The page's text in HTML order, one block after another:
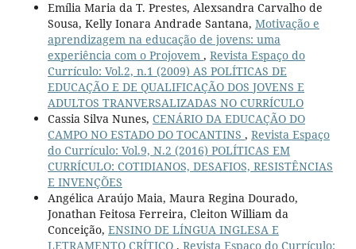
Emília Maria da T. Prestes, Alexsandra Carvalho de
Sousa, Kelly Ionara Andrade Santana, Motivação e
aprendizagem na educação de jovens: uma
experiência com o Projovem , Revista Espaço do
Currículo: Vol.2, n.1 (2009) AS POLÍTICAS DE
EDUCAÇÃO E DE QUALIFICAÇÃO DOS JOVENS E
ADULTOS TRANVERSALIZADAS NO CURRÍCULO
Cassia Silva Nunes, CENÁRIO DA EDUCAÇÃO DO
CAMPO NO ESTADO DO TOCANTINS , Revista Espaço
do Currículo: Vol.9, N.2 (2016) POLÍTICAS EM
CURRÍCULO: COTIDIANOS, DESAFIOS, RESISTÊNCIAS
E INVENÇÕES
Angélica Araújo Maia, Maura Regina Dourado,
Jonathan Feitosa Ferreira, Cleiton William da
Conceição, ENSINO DE LÍNGUA INGLESA E
LETRAMENTO CRÍTICO , Revista Espaço do Currículo: